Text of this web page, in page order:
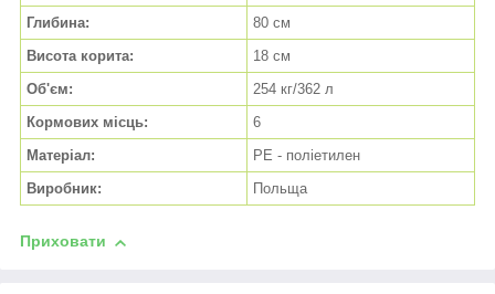
Глибина:
80 см
Висота корита:
18 см
Об'єм:
254 кг/362 л
Кормових місць:
6
Матеріал:
PE - поліетилен
Виробник:
Польща
Приховати